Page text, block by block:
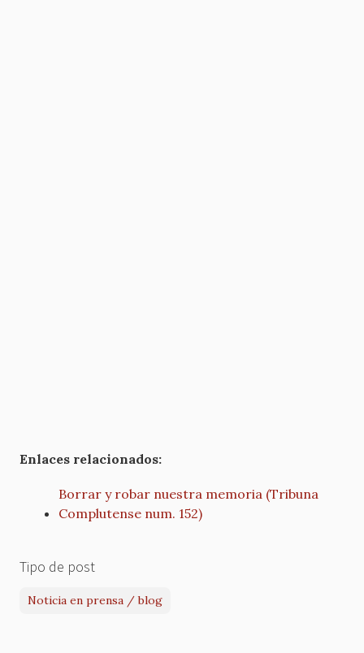
Enlaces relacionados:
Borrar y robar nuestra memoria (Tribuna
Complutense num. 152)
Tipo de post
Noticia en prensa / blog